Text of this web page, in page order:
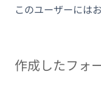
このユーザーには
作成したフォ